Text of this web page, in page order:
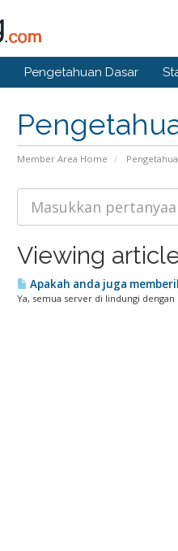
Pengetahuan Dasar
Member Area Home
Viewing
Apakah anda juga
Ya, semua server di lindungi dengan